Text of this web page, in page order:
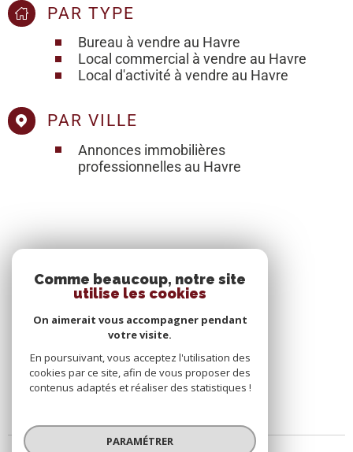
PAR TYPE
Bureau à vendre au Havre
Local commercial à vendre au Havre
Local d'activité à vendre au Havre
PAR VILLE
Annonces immobilières
professionnelles au Havre
Comme beaucoup, notre site
utilise les cookies
On aimerait vous accompagner pendant
votre visite.
En poursuivant, vous acceptez l'utilisation des
cookies par ce site, afin de vous proposer des
contenus adaptés et réaliser des statistiques !
PARAMÉTRER